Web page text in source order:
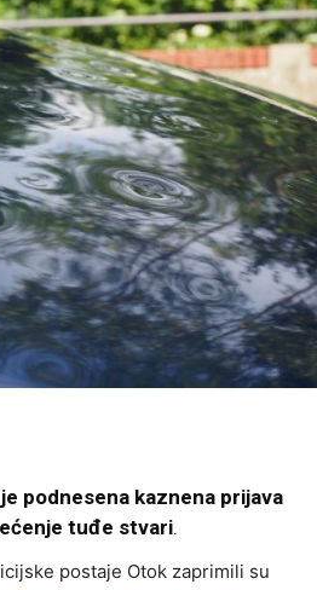
podnesena kaznena prijava
tuđe stvari.
postaje Otok zaprimili su